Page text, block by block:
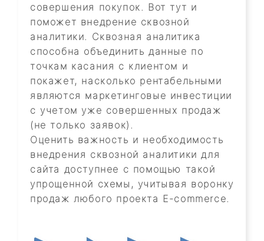
совершения покупок. Вот тут и
поможет внедрение сквозной
аналитики. Сквозная аналитика
способна объединить данные по
точкам касания с клиентом и
покажет, насколько рентабельными
являются маркетинговые инвестиции
с учетом уже совершенных продаж
(не только заявок).
Оценить важность и необходимость
внедрения сквозной аналитики для
сайта доступнее с помощью такой
упрощенной схемы, учитывая воронку
продаж любого проекта E-commerce.